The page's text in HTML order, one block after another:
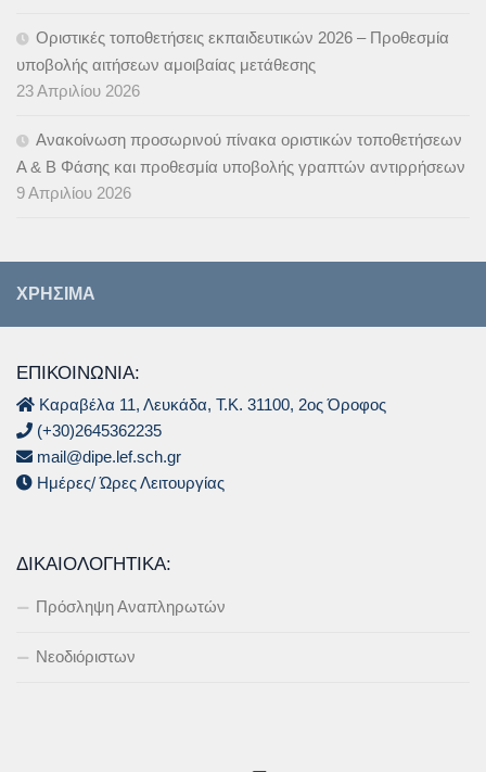
Οριστικές τοποθετήσεις εκπαιδευτικών 2026 – Προθεσμία
υποβολής αιτήσεων αμοιβαίας μετάθεσης
23 Απριλίου 2026
Ανακοίνωση προσωρινού πίνακα οριστικών τοποθετήσεων
Α & B Φάσης και προθεσμία υποβολής γραπτών αντιρρήσεων
9 Απριλίου 2026
ΧΡΉΣΙΜΑ
ΕΠΙΚΟΙΝΩΝΙΑ:
Καραβέλα 11, Λευκάδα, Τ.Κ. 31100, 2ος Όροφος
(+30)2645362235
mail@dipe.lef.sch.gr
Ημέρες/ Ώρες Λειτουργίας
ΔΙΚΑΙΟΛΟΓΗΤΙΚΆ:
Πρόσληψη Αναπληρωτών
Νεοδιόριστων